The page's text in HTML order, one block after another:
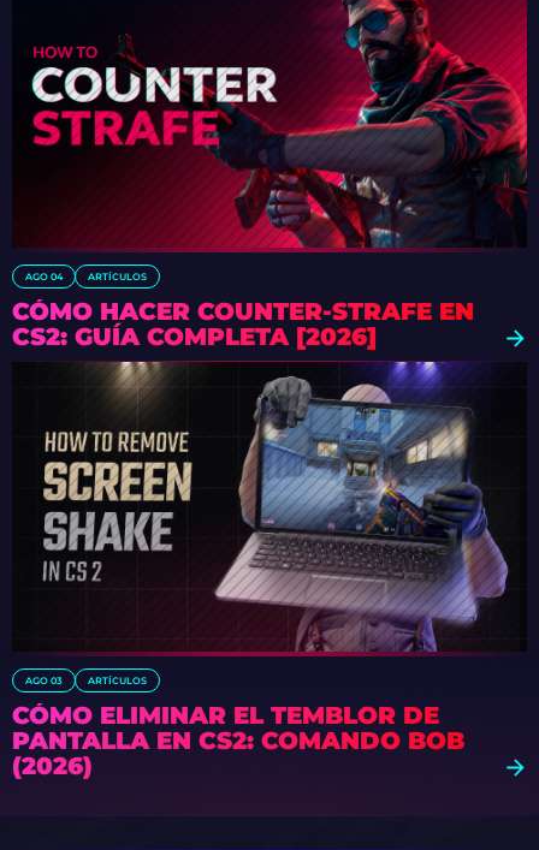
AGO 04 ARTÍCULOS
CÓMO HACER COUNTER-STRAFE EN
CS2: GUÍA COMPLETA [2026]
AGO 03 ARTÍCULOS
CÓMO ELIMINAR EL TEMBLOR DE
PANTALLA EN CS2: COMANDO BOB
(2026)